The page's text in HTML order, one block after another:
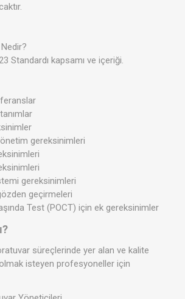
Standardı kapsamı ve içeriği.
gereksinimleri
gereksinimleri
geçirmeleri
Test (POCT) için ek gereksinimler
süreçlerinde yer alan ve kalite
isteyen profesyoneller için